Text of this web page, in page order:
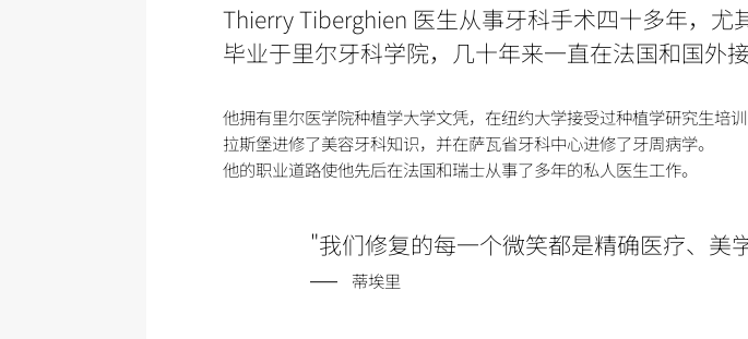
Thierry Tiberghien 医生从事牙科手术四十多年，
毕业于里尔牙科学院，几十年来一直在法国和国外
他拥有里尔医学院种植学大学文凭，在纽约大学接受过种植学研究生培
拉斯堡进修了美容牙科知识，并在萨瓦省牙科中心进修了牙周病学。
他的职业道路使他先后在法国和瑞士从事了多年的私人医生工作。
"我们修复的每一个微笑都是精确医疗、
蒂埃里